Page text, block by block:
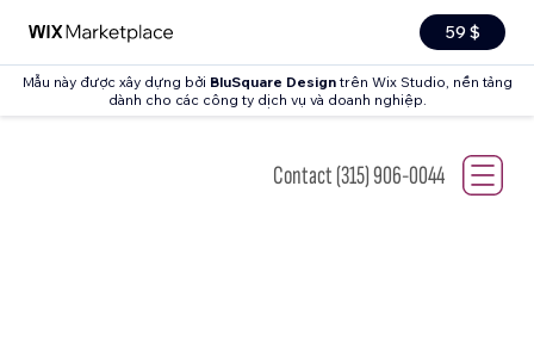
59 $
Mẫu này được xây dựng bởi BluSquare Designtrên Wix Studio, nền tảng
dành cho các công ty dịch vụ và doanh nghiệp.